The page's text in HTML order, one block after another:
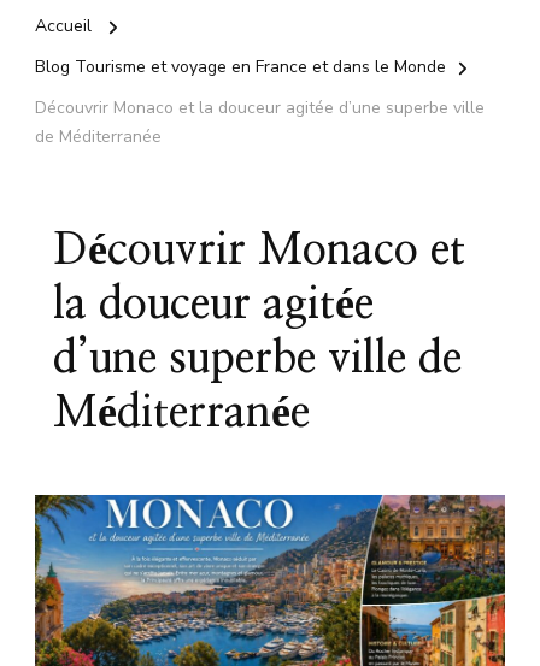
Accueil
Blog Tourisme et voyage en France et dans le Monde
Découvrir Monaco et la douceur agitée d’une superbe ville
de Méditerranée
Découvrir Monaco et
la douceur agitée
d’une superbe ville de
Méditerranée